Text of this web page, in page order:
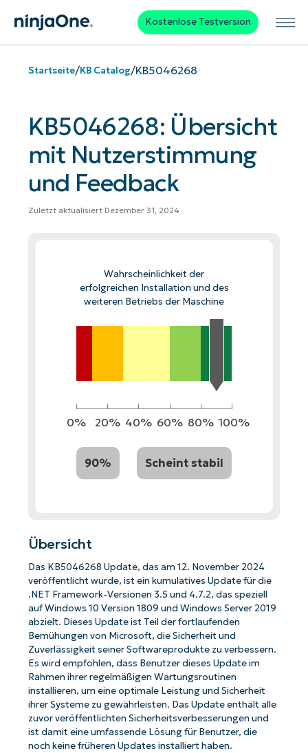
Kostenlose Testversion
Startseite/KB Catalog/KB5046268
KB5046268: Übersicht
mit Nutzerstimmung
und Feedback
Zuletzt aktualisiert Dezember 31, 2024
Wahrscheinlichkeit der
erfolgreichen Installation und des
weiteren Betriebs der Maschine
0% 20% 40% 60% 80% 100%
90% Scheint stabil
Übersicht
Das KB5046268 Update, das am 12. November 2024
veröffentlicht wurde, ist ein kumulatives Update für die
.NET Framework-Versionen 3.5 und 4.7.2, das speziell
auf Windows 10 Version 1809 und Windows Server 2019
abzielt. Dieses Update ist Teil der fortlaufenden
Bemühungen von Microsoft, die Sicherheit und
Zuverlässigkeit seiner Softwareprodukte zu verbessern.
Es wird empfohlen, dass Benutzer dieses Update im
Rahmen ihrer regelmäßigen Wartungsroutinen
installieren, um eine optimale Leistung und Sicherheit
ihrer Systeme zu gewährleisten. Das Update enthält alle
zuvor veröffentlichten Sicherheitsverbesserungen und
ist damit eine umfassende Lösung für Benutzer, die
noch keine früheren Updates installiert haben.